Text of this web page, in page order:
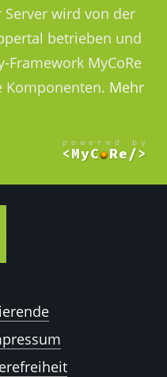
wird von der
betrieben und
MyCoRe
Komponenten. Mehr